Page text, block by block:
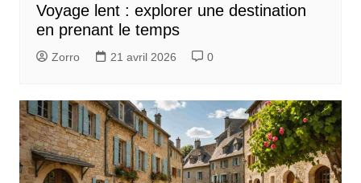
Voyage lent : explorer une destination
en prenant le temps
Zorro 21 avril 2026 0